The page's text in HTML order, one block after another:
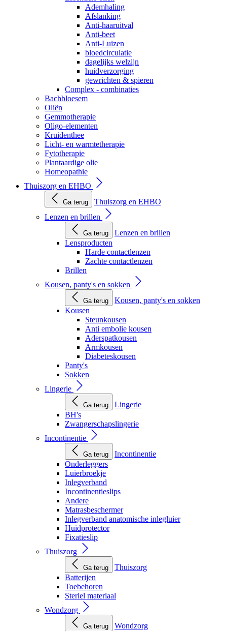
Ademhaling
Afslanking
Anti-haaruitval
Anti-beet
Anti-Luizen
bloedcirculatie
dagelijks welzijn
huidverzorging
gewrichten & spieren
Complex - combinaties
Bachbloesem
Oliën
Gemmotherapie
Oligo-elementen
Kruidenthee
Licht- en warmtetherapie
Fytotherapie
Plantaardige olie
Homeopathie
Thuiszorg en EHBO
Ga terug
Thuiszorg en EHBO
Lenzen en brillen
Ga terug
Lenzen en brillen
Lensproducten
Harde contactlenzen
Zachte contactlenzen
Brillen
Kousen, panty's en sokken
Ga terug
Kousen, panty's en sokken
Kousen
Steunkousen
Anti embolie kousen
Aderspatkousen
Armkousen
Diabeteskousen
Panty's
Sokken
Lingerie
Ga terug
Lingerie
BH's
Zwangerschapslingerie
Incontinentie
Ga terug
Incontinentie
Onderleggers
Luierbroekje
Inlegverband
Incontinentieslips
Andere
Matrasbeschermer
Inlegverband anatomische inlegluier
Huidprotector
Fixatieslip
Thuiszorg
Ga terug
Thuiszorg
Batterijen
Toebehoren
Steriel materiaal
Wondzorg
Ga terug
Wondzorg